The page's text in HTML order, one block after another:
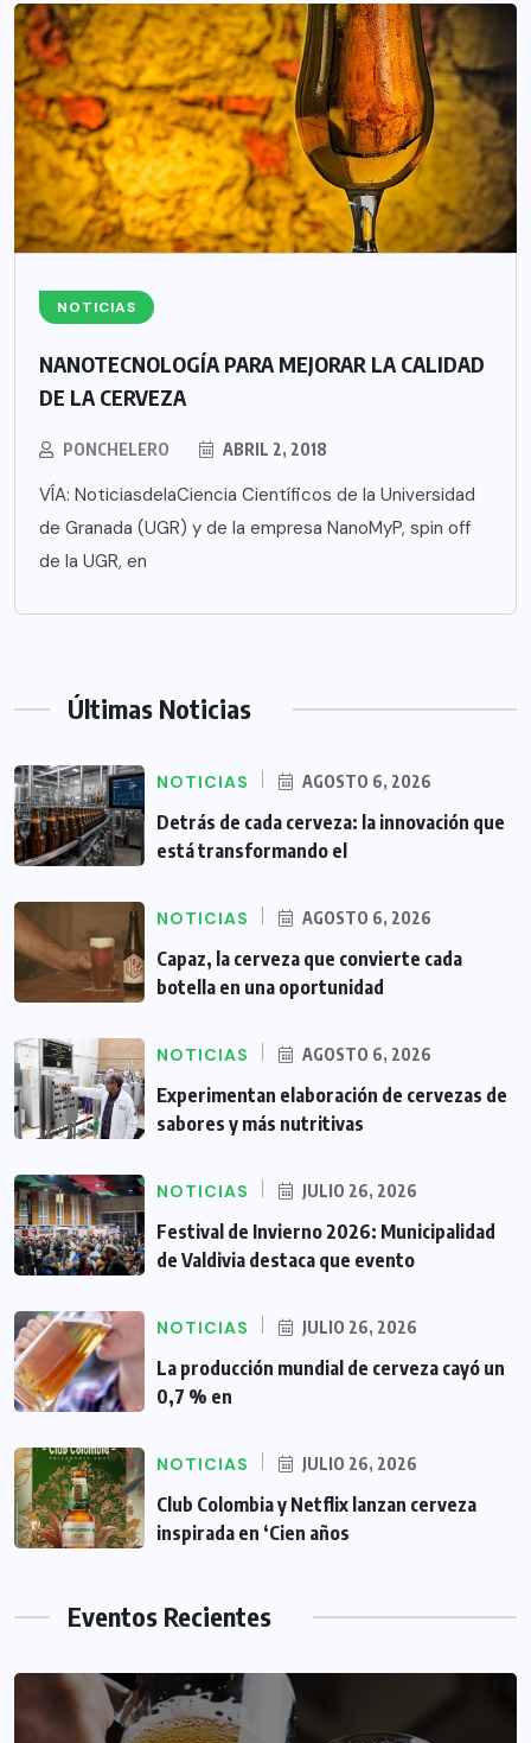
NOTICIAS
NANOTECNOLOGÍA PARA MEJORAR LA CALIDAD
DE LA CERVEZA
PONCHELERO ABRIL 2, 2018
VÍA: NoticiasdelaCiencia Científicos de la Universidad
de Granada (UGR) y de la empresa NanoMyP, spin off
de la UGR, en
Últimas Noticias
NOTICIAS AGOSTO 6, 2026
Detrás de cada cerveza: la innovación que
está transformando el
NOTICIAS AGOSTO 6, 2026
Capaz, la cerveza que convierte cada
botella en una oportunidad
NOTICIAS AGOSTO 6, 2026
Experimentan elaboración de cervezas de
sabores y más nutritivas
NOTICIAS JULIO 26, 2026
Festival de Invierno 2026: Municipalidad
de Valdivia destaca que evento
NOTICIAS JULIO 26, 2026
La producción mundial de cerveza cayó un
0,7 % en
NOTICIAS JULIO 26, 2026
Club Colombia y Netflix lanzan cerveza
inspirada en ‘Cien años
Eventos Recientes